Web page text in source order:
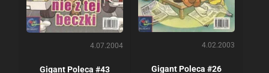
4.07.2004
Gigant Poleca #43
4.02.2003
Gigant Poleca #26